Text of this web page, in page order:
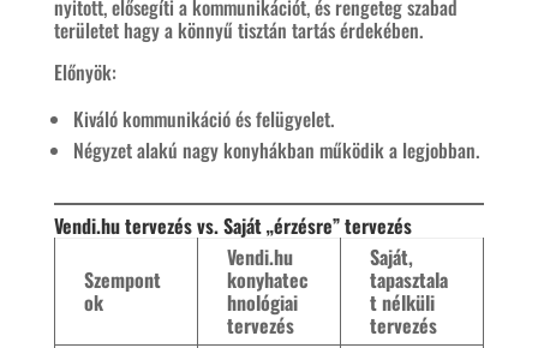
nyitott, elősegíti a kommunikációt, és rengeteg szabad
területet hagy a könnyű tisztán tartás érdekében.​
Előnyök:
Kiváló kommunikáció és felügyelet.
Négyzet alakú nagy konyhákban működik a legjobban.
Vendi.hu tervezés vs. Saját „érzésre” tervezés
Szempont
ok
Vendi.hu
konyhatec
hnológiai
tervezés
Saját,
tapasztala
t nélküli
tervezés